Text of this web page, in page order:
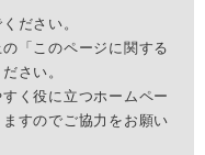
ださい。
「このページに関する
さい。
く役に立つホームペー
すのでご協力をお願い